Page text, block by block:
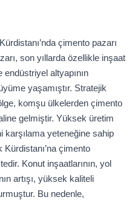
çimento pazarı
son yıllarda özellikle inşaat
altyapının
yaşamıştır. Stratejik
komşu ülkelerden çimento
gelmiştir. Yüksek üretim
karşılama yeteneğine sahip
çimento
Konut inşaatlarının, yol
artışı, yüksek kaliteli
Bu nedenle,